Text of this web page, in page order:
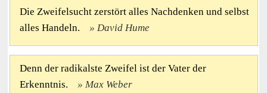
Die Zweifelsucht zerstört alles Nachdenken und selbst
alles Handeln.
David Hume
Denn der radikalste Zweifel ist der Vater der
Erkenntnis.
Max Weber